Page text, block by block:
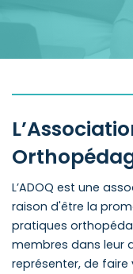
L’ADOQ est une
raison d'être la
pratiques
membres dans leur
représenter, de